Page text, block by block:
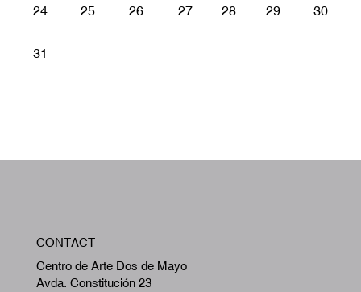
24 25 26 27 28 29 30
31
CONTACT
Centro de Arte Dos de Mayo
Avda. Constitución 23